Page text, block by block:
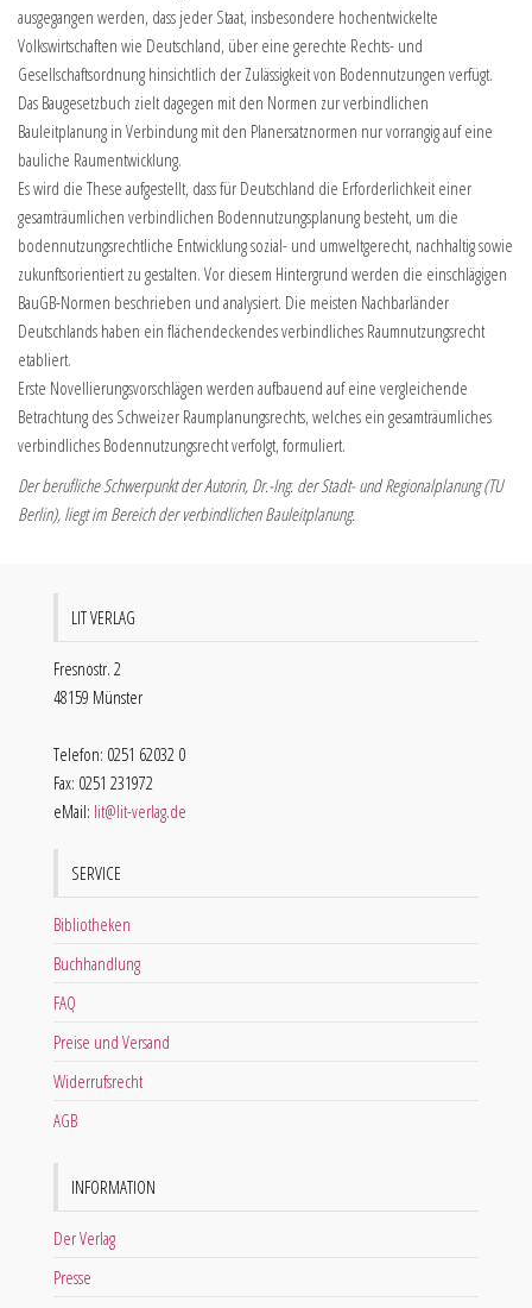
ausgegangen werden, dass jeder Staat, insbesondere hochentwickelte
Volkswirtschaften wie Deutschland, über eine gerechte Rechts- und
Gesellschaftsordnung hinsichtlich der Zulässigkeit von Bodennutzungen verfügt.
Das Baugesetzbuch zielt dagegen mit den Normen zur verbindlichen
Bauleitplanung in Verbindung mit den Planersatznormen nur vorrangig auf eine
bauliche Raumentwicklung.
Es wird die These aufgestellt, dass für Deutschland die Erforderlichkeit einer
gesamträumlichen verbindlichen Bodennutzungsplanung besteht, um die
bodennutzungsrechtliche Entwicklung sozial- und umweltgerecht, nachhaltig sowie
zukunftsorientiert zu gestalten. Vor diesem Hintergrund werden die einschlägigen
BauGB-Normen beschrieben und analysiert. Die meisten Nachbarländer
Deutschlands haben ein flächendeckendes verbindliches Raumnutzungsrecht
etabliert.
Erste Novellierungsvorschlägen werden aufbauend auf eine vergleichende
Betrachtung des Schweizer Raumplanungsrechts, welches ein gesamträumliches
verbindliches Bodennutzungsrecht verfolgt, formuliert.
Der berufliche Schwerpunkt der Autorin, Dr.-Ing. der Stadt- und Regionalplanung (TU
Berlin), liegt im Bereich der verbindlichen Bauleitplanung.
LIT VERLAG
Fresnostr. 2
48159 Münster
Telefon: 0251 62032 0
Fax: 0251 231972
eMail: lit@lit-verlag.de
SERVICE
Bibliotheken
Buchhandlung
FAQ
Preise und Versand
Widerrufsrecht
AGB
INFORMATION
Der Verlag
Presse